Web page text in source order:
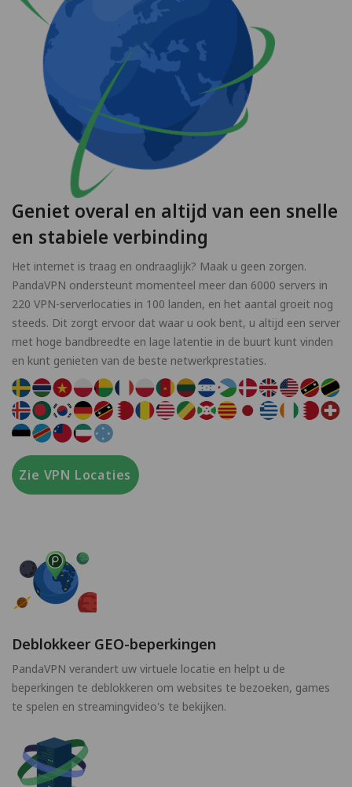
Geniet overal en altijd van een snelle
en stabiele verbinding
Het internet is traag en ondraaglijk? Maak u geen zorgen.
PandaVPN ondersteunt momenteel meer dan 6000 servers in
220 VPN-serverlocaties in 100 landen, en het aantal groeit nog
steeds. Dit zorgt ervoor dat waar u ook bent, u altijd een server
met hoge bandbreedte en lage latentie in de buurt kunt vinden
en kunt genieten van de beste netwerkprestaties.
Zie VPN Locaties
Deblokkeer GEO-beperkingen
PandaVPN verandert uw virtuele locatie en helpt u de
beperkingen te deblokkeren om websites te bezoeken, games
te spelen en streamingvideo's te bekijken.